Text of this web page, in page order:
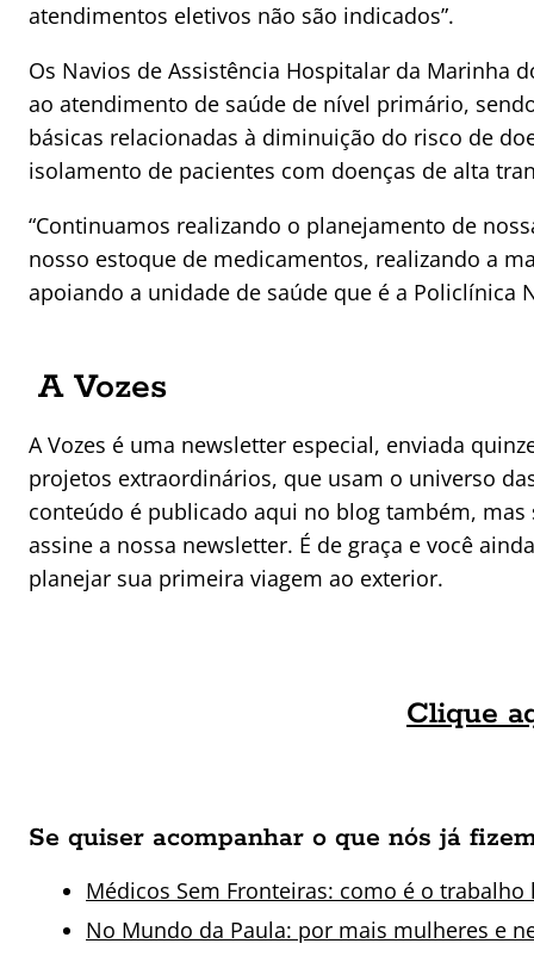
atendimentos eletivos não são indicados”.
Os Navios de Assistência Hospitalar da Marinha
ao atendimento de saúde de nível primário,
básicas relacionadas à diminuição do risco de
isolamento de pacientes com doenças de alta
“Continuamos realizando o planejamento de
nosso estoque de medicamentos, realizando a
apoiando a unidade de saúde que é a Policlínica
A Vozes
A Vozes é uma newsletter especial, enviada
projetos extraordinários, que usam o universo
conteúdo é publicado aqui no blog também,
assine a nossa newsletter. É de graça e você
planejar sua primeira viagem ao exterior.
Clique
Se quiser acompanhar o que nós já
Médicos Sem Fronteiras: como é o
No Mundo da Paula: por mais mulheres e